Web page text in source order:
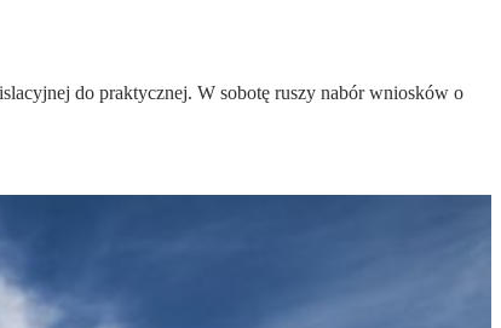
do praktycznej. W sobotę ruszy nabór wniosków o